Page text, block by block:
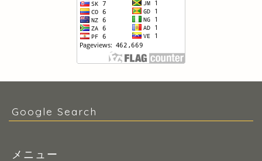
Google Search
メニュー